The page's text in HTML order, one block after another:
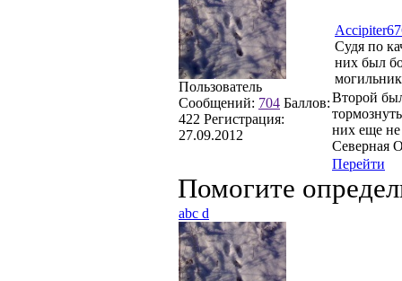
Пользователь
Сообщений: 704 Баллов:
422 Регистрация:
27.09.2012
Судя по
них был
Второй
них еще
Северная
Перейти
Помогите
abc d